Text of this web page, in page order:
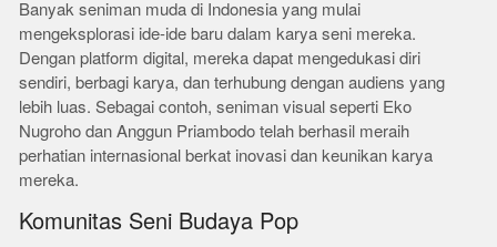
Banyak seniman muda di Indonesia yang mulai
mengeksplorasi ide-ide baru dalam karya seni mereka.
Dengan platform digital, mereka dapat mengedukasi diri
sendiri, berbagi karya, dan terhubung dengan audiens yang
lebih luas. Sebagai contoh, seniman visual seperti Eko
Nugroho dan Anggun Priambodo telah berhasil meraih
perhatian internasional berkat inovasi dan keunikan karya
mereka.
Komunitas Seni Budaya Pop